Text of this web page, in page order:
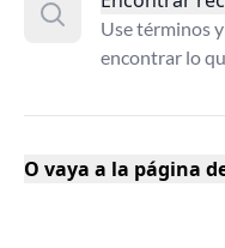
Use términos
encontrar lo
O vaya a la página